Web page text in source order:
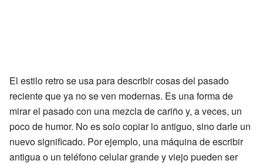
El estilo retro se usa para describir cosas del pasado
reciente que ya no se ven modernas. Es una forma de
mirar el pasado con una mezcla de cariño y, a veces, un
poco de humor. No es solo copiar lo antiguo, sino darle un
nuevo significado. Por ejemplo, una máquina de escribir
antigua o un teléfono celular grande y viejo pueden ser